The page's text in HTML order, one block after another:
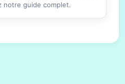
notre guide complet.